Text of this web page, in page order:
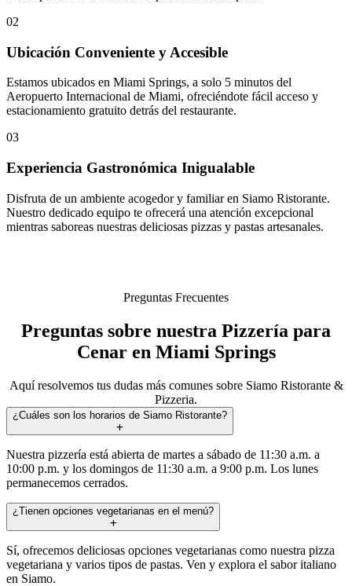
02
Ubicación Conveniente y Accesible
Estamos ubicados en Miami Springs, a solo 5 minutos del
Aeropuerto Internacional de Miami, ofreciéndote fácil acceso y
estacionamiento gratuito detrás del restaurante.
03
Experiencia Gastronómica Inigualable
Disfruta de un ambiente acogedor y familiar en Siamo Ristorante.
Nuestro dedicado equipo te ofrecerá una atención excepcional
mientras saboreas nuestras deliciosas pizzas y pastas artesanales.
Preguntas Frecuentes
Preguntas sobre nuestra Pizzería para
Cenar en Miami Springs
Aquí resolvemos tus dudas más comunes sobre Siamo Ristorante &
Pizzeria.
¿Cuáles son los horarios de Siamo Ristorante?
Nuestra pizzería está abierta de martes a sábado de 11:30 a.m. a
10:00 p.m. y los domingos de 11:30 a.m. a 9:00 p.m. Los lunes
permanecemos cerrados.
¿Tienen opciones vegetarianas en el menú?
Sí, ofrecemos deliciosas opciones vegetarianas como nuestra pizza
vegetariana y varios tipos de pastas. Ven y explora el sabor italiano
en Siamo.